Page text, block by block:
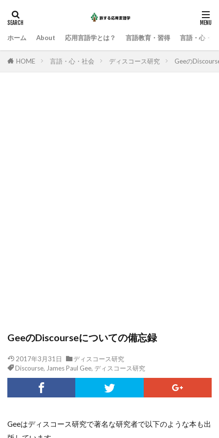
ホーム About 応用言語学とは？ 言語教育・習得 言語・心・
HOME 言語・心・社会 ディスコース研究 Geeの
GeeのDiscourseについての備忘録
2017年3月31日
ディスコース研究
Discourse, James Paul Gee, ディスコース研究
Geeはディスコース研究で著名な研究者で以下のような本も出